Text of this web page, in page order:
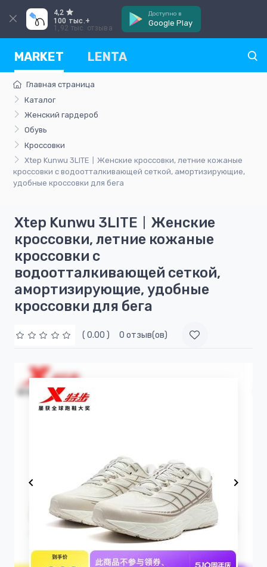
4,2
100 тыс.+
1,92 тыс. отзыва
Доступно в
Google Play
MARKET LENTA
Главная страница
Каталог
Женский гардероб
Обувь
Кроссовки
Xtep Kunwu 3LITE丨Женские кроссовки, летние кожаные
кроссовки с водоотталкивающей сеткой, амортизирующие,
удобные кроссовки для бега
Xtep Kunwu 3LITE丨Женские
кроссовки, летние кожаные
кроссовки с
водоотталкивающей сеткой,
амортизирующие, удобные
кроссовки для бега
( 0.00 ) 0 отзыв(ов)